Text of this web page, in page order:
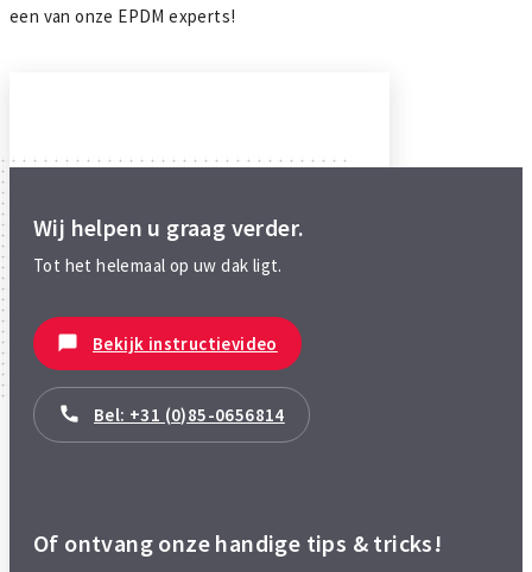
een van onze EPDM experts!
Wij helpen u graag verder.
Tot het helemaal op uw dak ligt.
Bekijk instructievideo
Bel: +31 (0)85-0656814
Of ontvang onze handige tips & tricks!